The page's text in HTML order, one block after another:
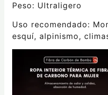
Peso: Ultraligero
Uso recomendado:
esquí, alpinismo,